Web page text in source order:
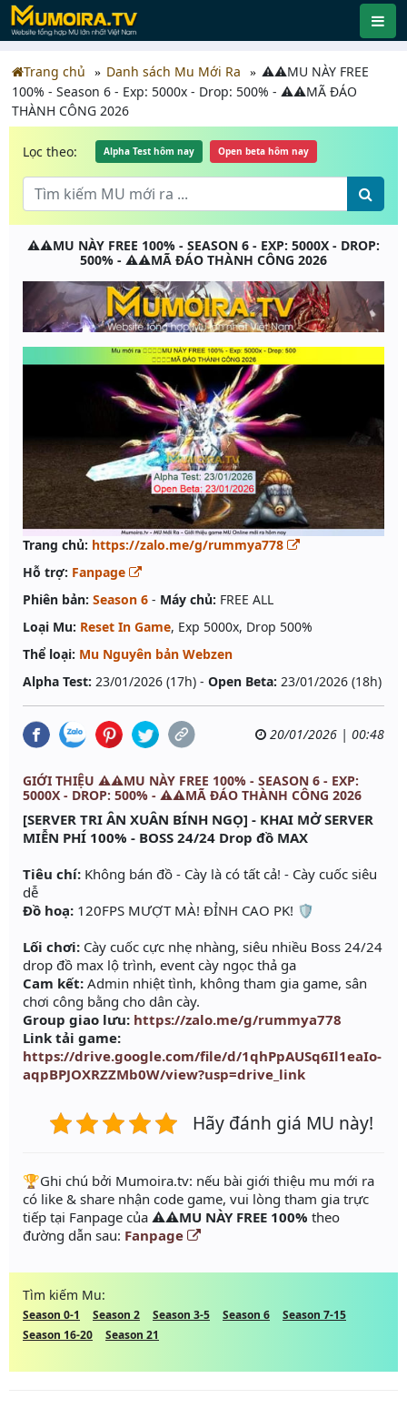
Trang chủ Danh sách Mu Mới Ra
⚠️⚠️MU NÀY FREE
100% - Season 6 - Exp: 5000x - Drop: 500% - ⚠️⚠️MÃ ĐÁO
THÀNH CÔNG 2026
Lọc theo: Alpha Test hôm nay Open beta hôm nay
⚠️⚠️MU NÀY FREE 100% - SEASON 6 - EXP: 5000X - DROP:
500% - ⚠️⚠️MÃ ĐÁO THÀNH CÔNG 2026
Trang chủ: https://zalo.me/g/rummya778
Hỗ trợ: Fanpage
Phiên bản: Season 6 - Máy chủ: FREE ALL
Loại Mu: Reset In Game, Exp 5000x, Drop 500%
Thể loại: Mu Nguyên bản Webzen
Alpha Test: 23/01/2026 (17h) - Open Beta: 23/01/2026 (18h)
20/01/2026 | 00:48
GIỚI THIỆU ⚠️⚠️MU NÀY FREE 100% - SEASON 6 - EXP:
5000X - DROP: 500% - ⚠️⚠️MÃ ĐÁO THÀNH CÔNG 2026
[SERVER TRI ÂN XUÂN BÍNH NGỌ] - KHAI MỞ SERVER
MIỄN PHÍ 100% - BOSS 24/24 Drop đồ MAX
Tiêu chí: Không bán đồ - Cày là có tất cả! - Cày cuốc siêu
dễ
Đồ hoạ: 120FPS MƯỢT MÀ! ĐỈNH CAO PK! 🛡️
Lối chơi: Cày cuốc cực nhẹ nhàng, siêu nhiều Boss 24/24
drop đồ max lộ trình, event cày ngọc thả ga
Cam kết: Admin nhiệt tình, không tham gia game, sân
chơi công bằng cho dân cày.
Group giao lưu: https://zalo.me/g/rummya778
Link tải game:
https://drive.google.com/file/d/1qhPpAUSq6Il1eaIo-
aqpBPJOXRZZMb0W/view?usp=drive_link
Hãy đánh giá MU này!
️🏆Ghi chú bởi Mumoira.tv: nếu bài giới thiệu mu mới ra
có like & share nhận code game, vui lòng tham gia trực
tiếp tại Fanpage của ⚠️⚠️MU NÀY FREE 100% theo
đường dẫn sau: Fanpage
Tìm kiếm Mu:
Season 0-1 Season 2 Season 3-5 Season 6
Season 7-15
Season 16-20
Season 21